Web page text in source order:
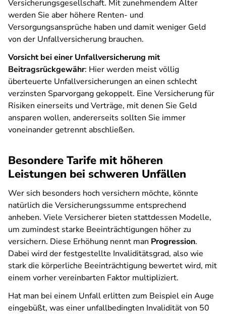
Versicherungsgesellschaft. Mit zunehmendem Alter
werden Sie aber höhere Renten- und
Versorgungsansprüche haben und damit weniger Geld
von der Unfallversicherung brauchen.
Vorsicht bei einer Unfallversicherung mit
Beitragsrückgewähr: Hier werden meist völlig
überteuerte Unfallversicherungen an einen schlecht
verzinsten Sparvorgang gekoppelt. Eine Versicherung für
Risiken einerseits und Verträge, mit denen Sie Geld
ansparen wollen, andererseits sollten Sie immer
voneinander getrennt abschließen.
Besondere Tarife mit höheren
Leistungen bei schweren Unfällen
Wer sich besonders hoch versichern möchte, könnte
natürlich die Versicherungssumme entsprechend
anheben. Viele Versicherer bieten stattdessen Modelle,
um zumindest starke Beeinträchtigungen höher zu
versichern. Diese Erhöhung nennt man Progression.
Dabei wird der festgestellte Invaliditätsgrad, also wie
stark die körperliche Beeinträchtigung bewertet wird, mit
einem vorher vereinbarten Faktor multipliziert.
Hat man bei einem Unfall erlitten zum Beispiel ein Auge
eingebüßt, was einer unfallbedingten Invalidität von 50